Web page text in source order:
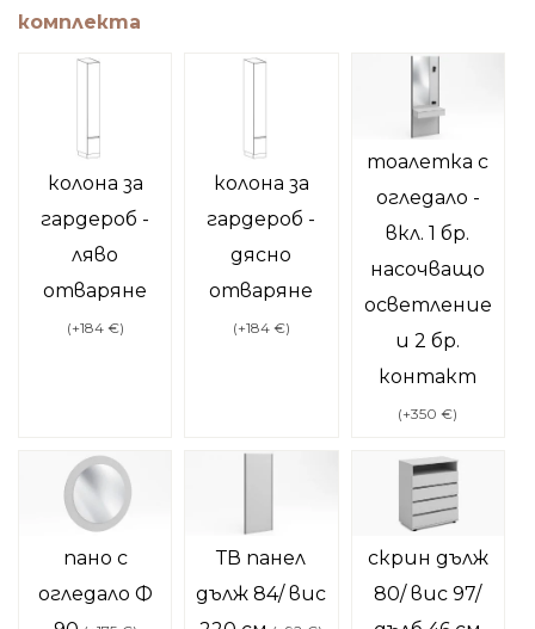
комплекта
колона за
гардероб -
ляво
отваряне
(+184 €)
колона за
гардероб -
дясно
отваряне
(+184 €)
тоалетка с
огледало -
вкл. 1 бр.
насочващо
осветление
и 2 бр.
контакт
(+350 €)
пано с
огледало Ф
ТВ панел
дълж 84/ вис
скрин дълж
80/ вис 97/